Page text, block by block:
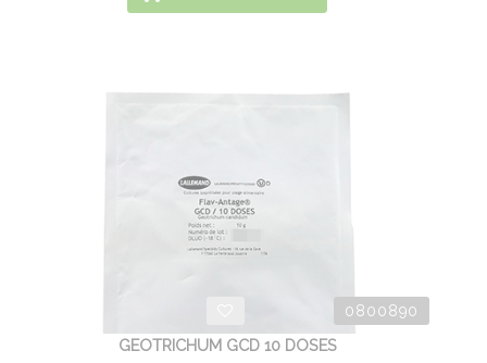
0800890
GEOTRICHUM GCD 10 DOSES